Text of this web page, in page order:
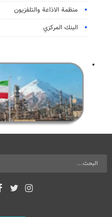
منظمة الاذاعة والتلفزیون
البنك المركزي